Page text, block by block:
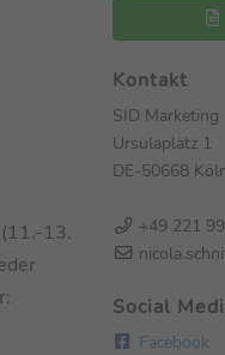
13.
Kontakt
SID Marketing
Ursulaplatz 1
DE-50668
+49 221
Social
Facebook